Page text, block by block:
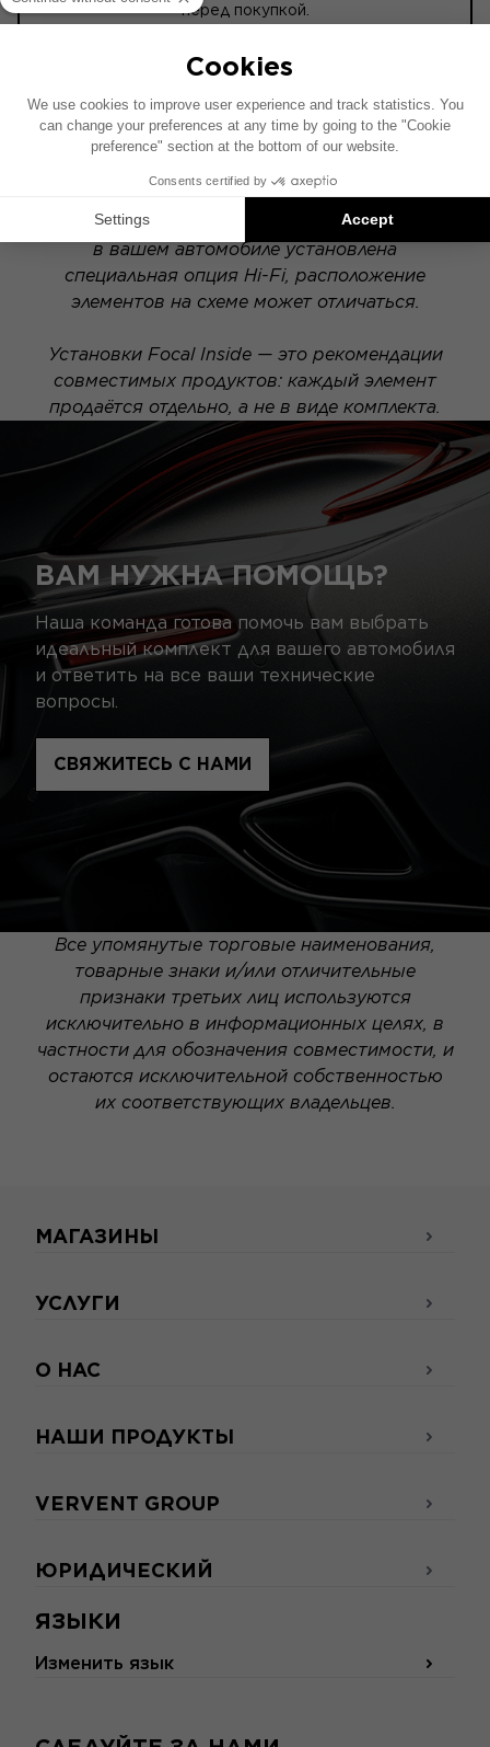
перед покупкой.
ACTIVE
Схема установки составлена на основе
автомобиля с заводской аудиосистемой. Если
в вашем автомобиле установлена
специальная опция Hi-Fi, расположение
элементов на схеме может отличаться.
Установки Focal Inside — это рекомендации
совместимых продуктов: каждый элемент
продаётся отдельно, а не в виде комплекта.
ВАМ НУЖНА ПОМОЩЬ?
Наша команда готова помочь вам выбрать
идеальный комплект для вашего автомобиля
и ответить на все ваши технические
вопросы.
СВЯЖИТЕСЬ С НАМИ
Все упомянутые торговые наименования,
товарные знаки и/или отличительные
признаки третьих лиц используются
исключительно в информационных целях, в
частности для обозначения совместимости, и
остаются исключительной собственностью
их соответствующих владельцев.
ЯЗЫКИ
Изменить язык
МАГАЗИНЫ
УСЛУГИ
О НАС
НАШИ ПРОДУКТЫ
VERVENT GROUP
ЮРИДИЧЕСКИЙ